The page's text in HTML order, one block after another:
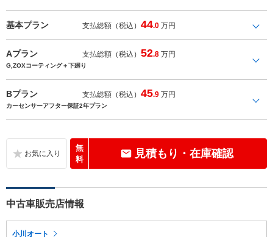
基本プラン 支払総額（税込）44.0 万円
Aプラン 支払総額（税込）52.8 万円
G,ZOXコーティング＋下廻り
Bプラン 支払総額（税込）45.9 万円
カーセンサーアフター保証2年プラン
無
料
見積もり・在庫確認
中古車販売店情報
小川オート